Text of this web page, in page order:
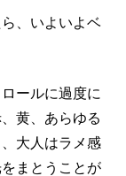
、いよいよベ
ールに過度に
黄、あらゆる
大人はラメ感
まとうことが